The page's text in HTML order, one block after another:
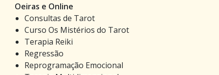
Oeiras e Online
Consultas de Tarot
Curso Os Mistérios do Tarot
Terapia Reiki
Regressão
Reprogramação Emocional